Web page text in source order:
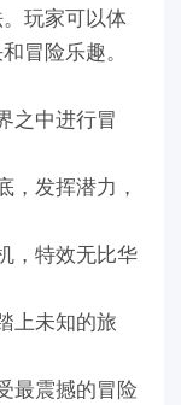
玩家可以体
冒险乐趣。
之中进行冒
，发挥潜力，
，特效无比华
上未知的旅
最震撼的冒险